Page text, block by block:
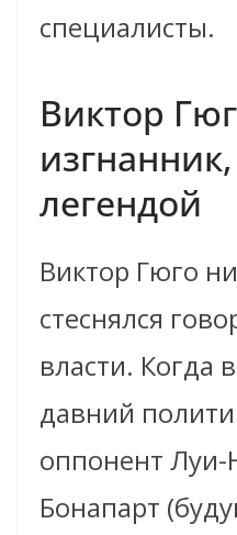
специалисты.
Виктор
легендой
Виктор Гюго
стеснялся
власти. Когда
давний
оппонент Луи-
Бонапарт